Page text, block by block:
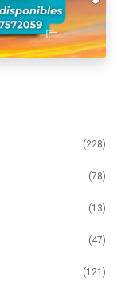
(228)
(78)
(13)
(47)
(121)